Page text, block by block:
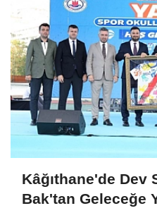
Kâğıthane'de Dev
Bak'tan Geleceğe